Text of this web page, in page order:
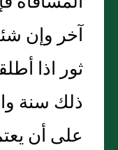
آخر وإن
ثور اذا
ذلك سنة
على أن